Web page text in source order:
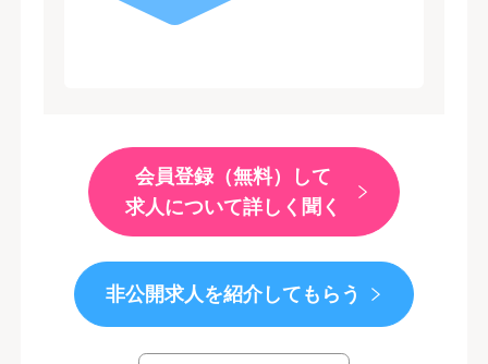
会員登録（無料）して
求人について詳しく聞く
非公開求人を紹介してもらう